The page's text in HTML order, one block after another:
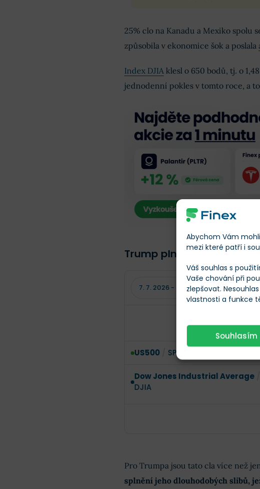
Abychom Vám
mezi které patří i
Váš souhlas s
Vaše chování při
zlepšovat.
vlastnosti a funkce
Souhlasím
25% clo na Kanadu a Mexiko spolu
způsobila v ekonomice šok a poslala
Index DJIAklesl o 650 bodů, tj. o
jednodenní pokles v tomto roce, a to
Trump plní své
US500 SPX
Dow Jones Industrial Average
DJIA
Pro Trumpa jsou tato cla více než
splnění jeho dlouhodobých slibů,